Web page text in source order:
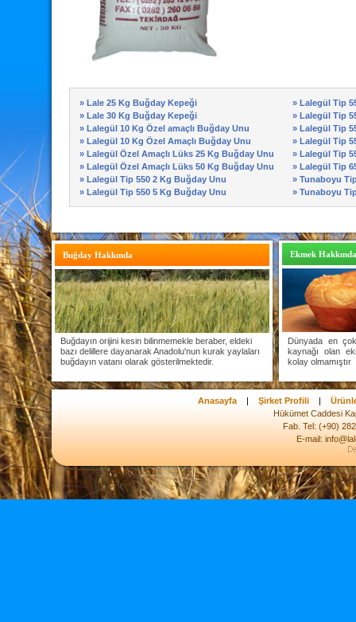
» Lale 25 Kg Buğday Kepeği
» Lale 30 Kg Buğday Kepeği
» Lalegül 10 Kg Özel amaçlı Buğday Unu
» Lalegül 10 Kg Özel Amaçlı Buğday Unu
» Lalegül Özel Amaçlı Lüks 25 Kg Buğday Unu
» Lalegül Özel Amaçlı Lüks 50 Kg Buğday Unu
» Lalegül Tip 550 2 Kg Buğday Unu
» Lalegül Tip 550 5 Kg Buğday Unu
» Lalegül Tip
» Lalegül Tip
» Lalegül Tip
» Lalegül Tip
» Lalegül Tip
» Lalegül Tip
» Tunaboyu
» Tunaboyu
Buğday Hakkında
Buğdayın orijini kesin bilinmemekle beraber, eldeki
bazı delillere dayanarak Anadolu'nun kurak yaylaları
buğdayın vatanı olarak gösterilmektedir.
Ekmek Hakkında
Dünyada en
kaynağı olan
kolay olmamıştır
Anasayfa| Şirket Profili|
Hükümet Caddesi
Fab. Tel: (+90)
E-mail: